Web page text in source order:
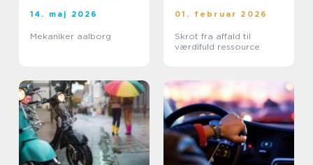
14. maj 2026
Mekaniker aalborg
01. februar 2026
Skrot fra affald til
værdifuld ressource